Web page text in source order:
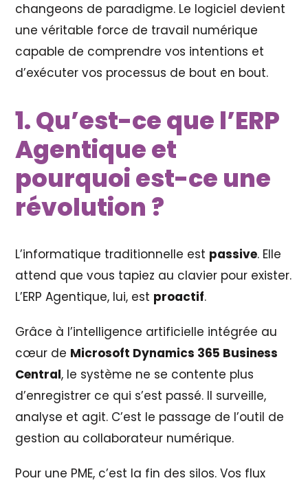
changeons de paradigme. Le logiciel devient
une véritable force de travail numérique
capable de comprendre vos intentions et
d’exécuter vos processus de bout en bout.
1. Qu’est-ce que l’ERP
Agentique et
pourquoi est-ce une
révolution ?
L’informatique traditionnelle est passive. Elle
attend que vous tapiez au clavier pour exister.
L’ERP Agentique, lui, est proactif.
Grâce à l’intelligence artificielle intégrée au
cœur de Microsoft Dynamics 365 Business
Central, le système ne se contente plus
d’enregistrer ce qui s’est passé. Il surveille,
analyse et agit. C’est le passage de l’outil de
gestion au collaborateur numérique.
Pour une PME, c’est la fin des silos. Vos flux